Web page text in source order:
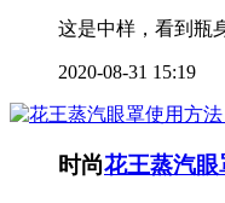
这是中样，看到瓶
2020-08-31 15:19
时尚花王蒸汽